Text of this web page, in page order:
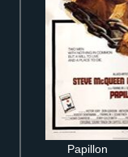
Papillon